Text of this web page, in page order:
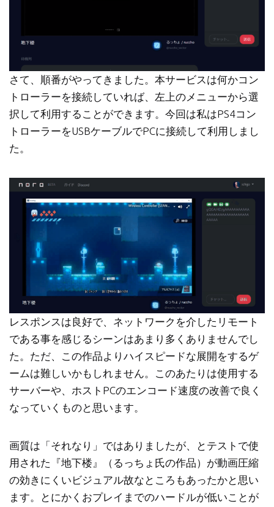
さて、順番がやってきました。本サービスは何かコン
トローラーを接続していれば、左上のメニューから選
択して利用することができます。今回は私はPS4コン
トローラーをUSBケーブルでPCに接続して利用しまし
た。
レスポンスは良好で、ネットワークを介したリモート
である事を感じるシーンはあまり多くありませんでし
た。ただ、この作品よりハイスピードな展開をするゲ
ームは難しいかもしれません。このあたりは使用する
サーバーや、ホストPCのエンコード速度の改善で良く
なっていくものと思います。
画質は「それなり」ではありましたが、とテストで使
用された『地下楼』（るっちょ氏の作品）が動画圧縮
の効きにくいビジュアル故なところもあったかと思い
ます。とにかくおプレイまでのハードルが低いことが